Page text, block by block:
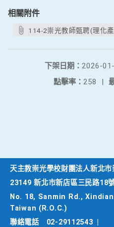
相關附件
114-2崇光教師甄聘(理化
下架日期： 2026-
點擊率： 258 |
天主教崇光學校財團法人新北
23149 新北市新店區三民路18
No. 18, Sanmin Rd.,
Taiwan (R.O.C.)
聯絡電話
02-29112543